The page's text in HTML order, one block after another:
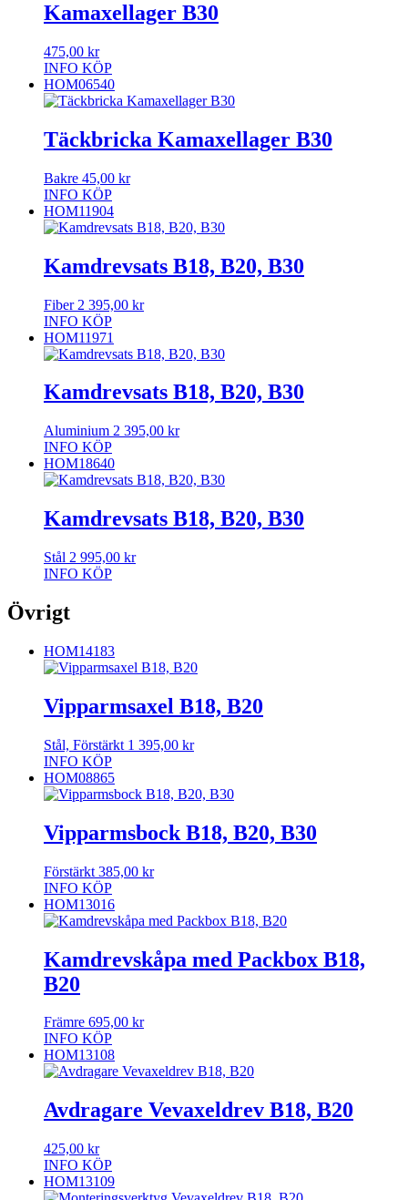
Kamaxellager B30
475,00 kr
INFO KÖP
HOM06540
Täckbricka Kamaxellager B30
Bakre 45,00 kr
INFO KÖP
HOM11904
Kamdrevsats B18, B20, B30
Fiber 2 395,00 kr
INFO KÖP
HOM11971
Kamdrevsats B18, B20, B30
Aluminium 2 395,00 kr
INFO KÖP
HOM18640
Kamdrevsats B18, B20, B30
Stål 2 995,00 kr
INFO KÖP
Övrigt
HOM14183
Vipparmsaxel B18, B20
Stål, Förstärkt 1 395,00 kr
INFO KÖP
HOM08865
Vipparmsbock B18, B20, B30
Förstärkt 385,00 kr
INFO KÖP
HOM13016
Kamdrevskåpa med Packbox B18,
B20
Främre 695,00 kr
INFO KÖP
HOM13108
Avdragare Vevaxeldrev B18, B20
425,00 kr
INFO KÖP
HOM13109